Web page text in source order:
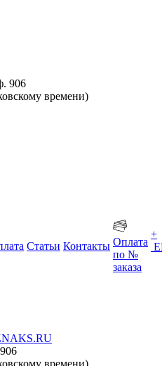
906
времени)
Статьи Контакты Оплата
по №
заказа
+
времени)